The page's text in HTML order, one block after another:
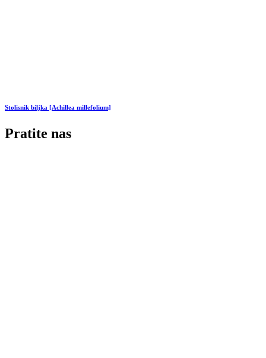
Stolisnik biljka [Achillea millefolium]
Pratite nas